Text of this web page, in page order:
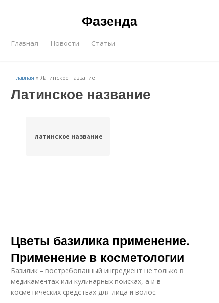
Фазенда
Главная Новости Статьи
Главная »Латинское название
Латинское название
латинское название
Цветы базилика применение.
Применение в косметологии
Базилик – востребованный ингредиент не только в
медикаментах или кулинарных поисках, а и в
косметических средствах для лица и волос.